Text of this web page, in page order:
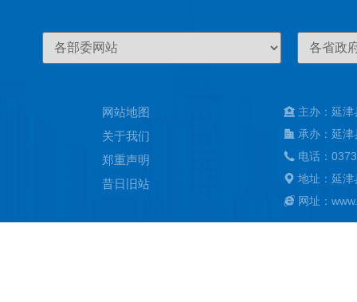
网站地图
关于我们
郑重声明
昔日旧站
主办：延
承办：延
电话：
地址：延
网址：